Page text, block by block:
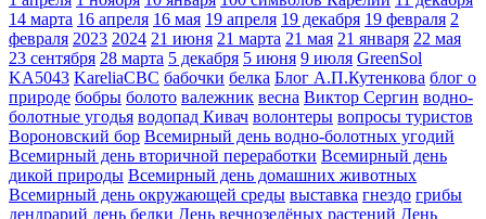
14 марта 16 апреля 16 мая 19 апреля 19 декабря 19 февраля 2
февраля 2023 2024 21 июня 21 марта 21 мая 21 января 22 мая
23 сентября 28 марта 5 декабря 5 июня 9 июля GreenSol
KA5043 KareliaCBC бабочки белка Блог А.П.Кутенкова блог о
природе бобры болото валежник весна Виктор Сергин водно-
болотные угодья водопад Кивач волонтеры вопросы туристов
Вороновский бор Всемирный день водно-болотных угодий
Всемирный день вторичной переработки Всемирный день
дикой природы Всемирный день домашних животных
Всемирный день окружающей среды выставка гнездо грибы
дендрарий день белки День вечнозелёных растений День